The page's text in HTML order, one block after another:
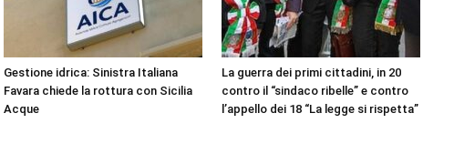
Gestione idrica: Sinistra Italiana
Favara chiede la rottura con Sicilia
Acque
La guerra dei primi cittadini, in 20
contro il “sindaco ribelle” e contro
l’appello dei 18 “La legge si rispetta”